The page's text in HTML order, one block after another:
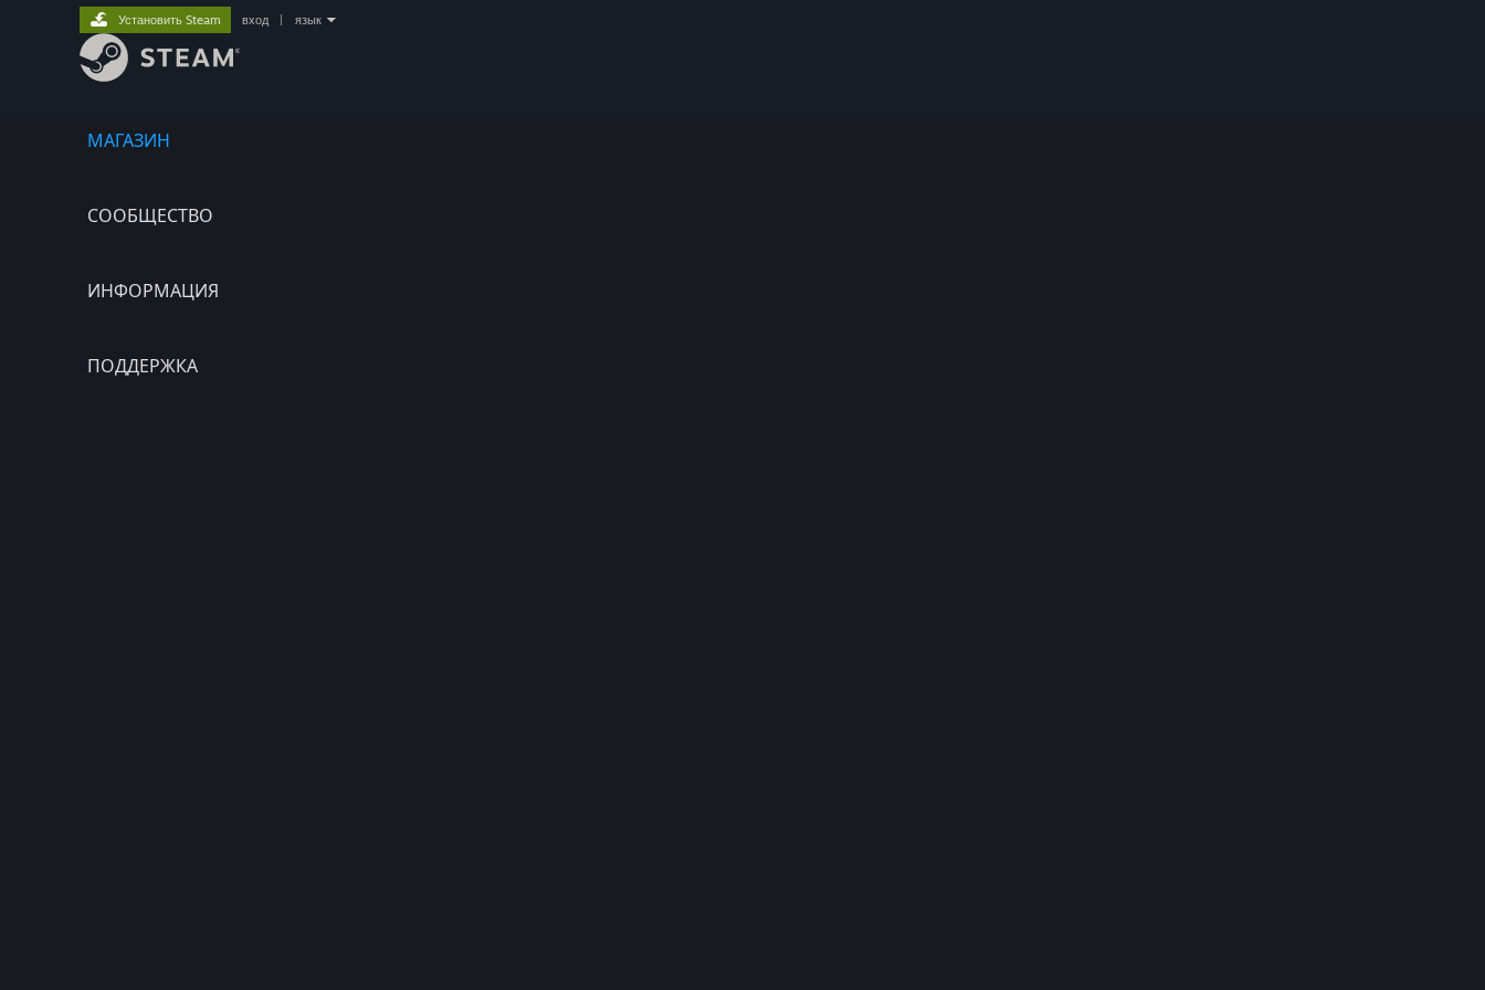
МАГАЗИН
СООБЩЕСТВО
ИНФОРМАЦИЯ
ПОДДЕРЖКА
Установить Steam вход язык